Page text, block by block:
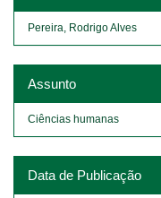
Pereira, Rodrigo Alves
Assunto
Ciências humanas
Data de Publicação